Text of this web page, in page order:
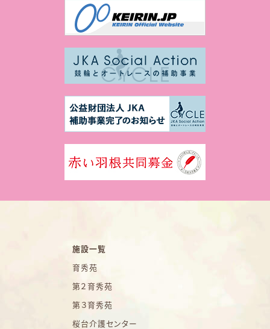
施設一覧
育秀苑
第２育秀苑
第３育秀苑
桜台介護センター